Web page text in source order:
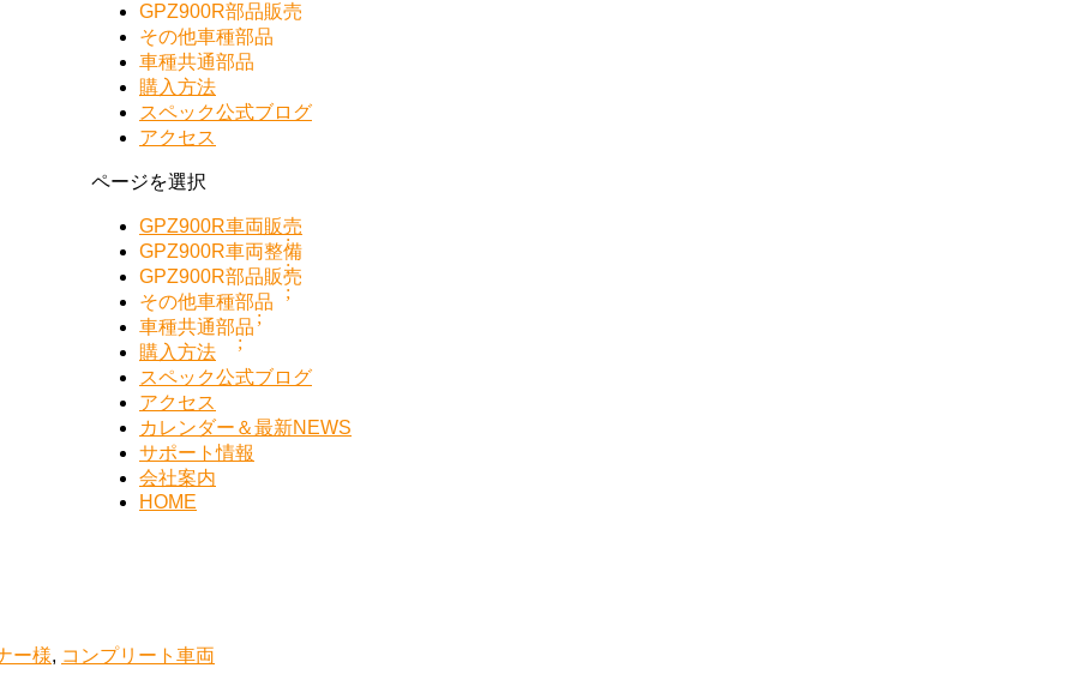
GPZ900R部品販売
その他車種部品
車種共通部品
購入方法
スペック公式ブログ
アクセス
ページを選択
GPZ900R車両販売
GPZ900R車両整備
GPZ900R部品販売
その他車種部品
車種共通部品
購入方法
スペック公式ブログ
アクセス
カレンダー＆最新NEWS
サポート情報
会社案内
HOME
ー様, コンプリート車両